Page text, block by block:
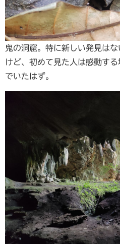
鬼の洞窟。特に新しい発見はな
けど、初めて見た人は感動す
でいたはず。